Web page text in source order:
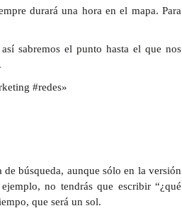
durará una hora en el mapa. Para
sabremos el punto hasta el que nos
#redes»
búsqueda, aunque sólo en la versión
no tendrás que escribir “¿qué
que será un sol.